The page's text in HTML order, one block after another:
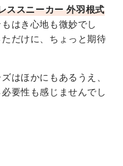
ススニーカー 外羽根式
はき心地も微妙でし
だけに、ちょっと期待
はほかにもあるうえ、
要性も感じませんでし